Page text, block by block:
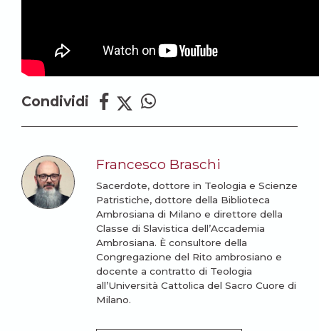
Condividi
Francesco Braschi
Sacerdote, dottore in Teologia e Scienze
Patristiche, dottore della Biblioteca
Ambrosiana di Milano e direttore della
Classe di Slavistica dell’Accademia
Ambrosiana. È consultore della
Congregazione del Rito ambrosiano e
docente a contratto di Teologia
all’Università Cattolica del Sacro Cuore di
Milano.